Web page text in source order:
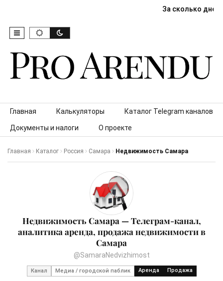
За сколько дней
Skip to content
Главная Калькуляторы Каталог Telegram каналов
Документы и налоги О проекте
Главная Каталог Россия Самара Недвижимость Самара
Недвижимость Самара — Телеграм-канал,
аналитика аренда, продажа недвижимости в
Самара
@SamaraNedvizhimost
Канал Медиа / городской паблик Аренда Продажа